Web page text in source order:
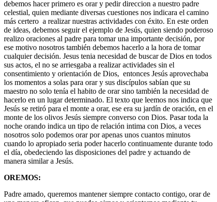
debemos hacer primero es orar y pedir direccion a nuestro padre
celestial, quien mediante diversas cuestiones nos indicara el camino
más certero a realizar nuestras actividades con éxito. En este orden
de ideas, debemos seguir el ejemplo de Jesús, quien siendo poderoso
realizo oraciones al padre para tomar una importante decisión, por
ese motivo nosotros también debemos hacerlo a la hora de tomar
cualquier decisión. Jesus tenia necesidad de buscar de Dios en todos
sus actos, el no se arriesgaba a realizar actividades sin el
consentimiento y orientación de Dios, entonces Jesús aprovechaba
los momentos a solas para orar y sus discípulos sabían que su
maestro no solo tenía el habito de orar sino también la necesidad de
hacerlo en un lugar determinado. El texto que leemos nos indica que
Jesús se retiró para el monte a orar, ese era su jardín de oración, en el
monte de los olivos Jesús siempre converso con Dios. Pasar toda la
noche orando indica un tipo de relación intima con Dios, a veces
nosotros solo podemos orar por apenas unos cuantos minutos
cuando lo apropiado seria poder hacerlo continuamente durante todo
el día, obedeciendo las disposiciones del padre y actuando de
manera similar a Jesús.
OREMOS:
Padre amado, queremos mantener siempre contacto contigo, orar de